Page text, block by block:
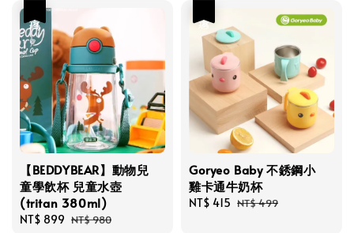
【BEDDYBEAR】動物兒
童學飲杯 兒童水壺
(tritan 380ml)
Sale
NT$ 899 Regular
NT$ 980
Goryeo Baby 不銹鋼小
雞卡通牛奶杯
Sale
NT$ 415 Regular
NT$ 499